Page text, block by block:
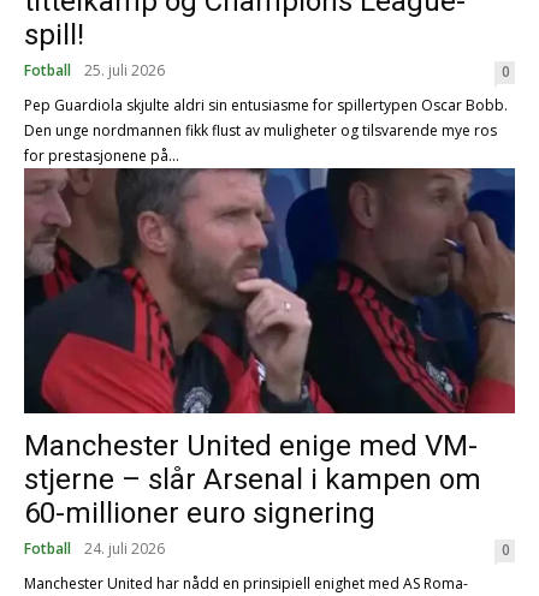
spill!
Fotball 25. juli 2026
0
Pep Guardiola skjulte aldri sin entusiasme for spillertypen Oscar Bobb.
Den unge nordmannen fikk flust av muligheter og tilsvarende mye ros
for prestasjonene på...
Manchester United enige med VM-
stjerne – slår Arsenal i kampen om
60-millioner euro signering
Fotball 24. juli 2026
0
Manchester United har nådd en prinsipiell enighet med AS Roma-